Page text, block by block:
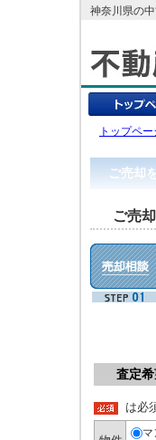
神奈川県の
トップペー
ご売却
ご売
査定希
は必
マ